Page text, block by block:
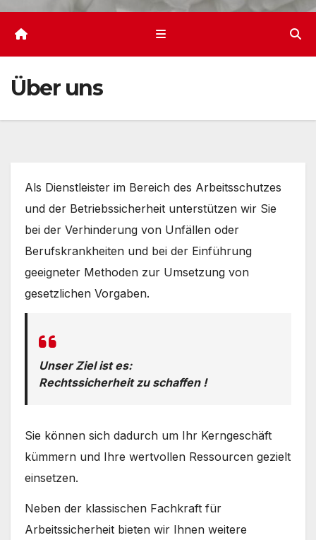
Über uns
Als Dienstleister im Bereich des Arbeitsschutzes
und der Betriebssicherheit unterstützen wir Sie
bei der Verhinderung von Unfällen oder
Berufskrankheiten und bei der Einführung
geeigneter Methoden zur Umsetzung von
gesetzlichen Vorgaben.
Unser Ziel ist es:
Rechtssicherheit zu schaffen !
Sie können sich dadurch um Ihr Kerngeschäft
kümmern und Ihre wertvollen Ressourcen gezielt
einsetzen.
Neben der klassischen Fachkraft für
Arbeitssicherheit bieten wir Ihnen weitere